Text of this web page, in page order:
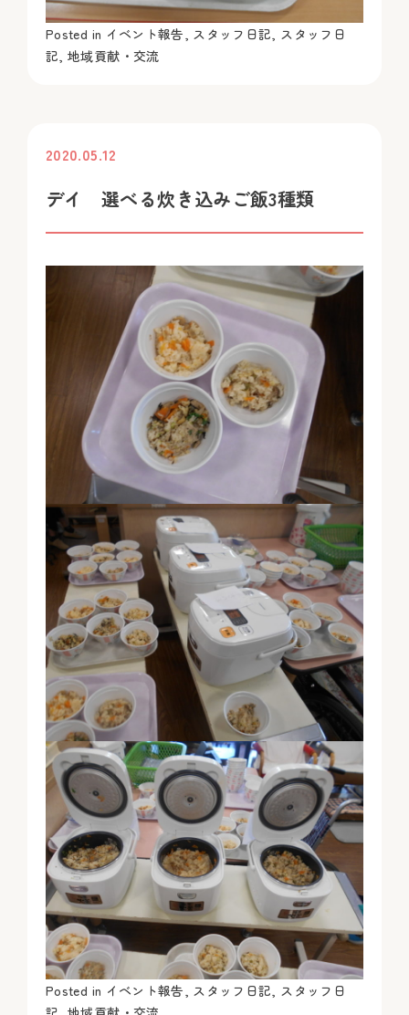
Posted in イベント報告, スタッフ日記, スタッフ日
記,地域貢献・交流
2020.05.12
デイ 選べる炊き込みご飯3種類
Posted in イベント報告, スタッフ日記, スタッフ日